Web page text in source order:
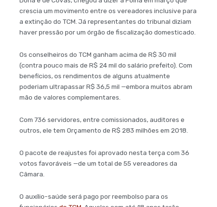
crescia um movimento entre os vereadores inclusive para
a extinção do TCM. Já representantes do tribunal diziam
haver pressão por um órgão de fiscalização domesticado.
Os conselheiros do TCM ganham acima de R$ 30 mil
(contra pouco mais de R$ 24 mil do salário prefeito). Com
benefícios, os rendimentos de alguns atualmente
poderiam ultrapassar R$ 36,5 mil —embora muitos abram
mão de valores complementares.
Com 736 servidores, entre comissionados, auditores e
outros, ele tem Orçamento de R$ 283 milhões em 2018.
O pacote de reajustes foi aprovado nesta terça com 36
votos favoráveis —de um total de 55 vereadores da
Câmara.
O auxílio-saúde será pago por reembolso para os